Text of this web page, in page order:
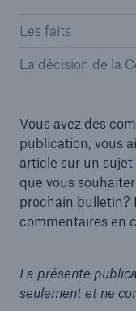
Les faits
La décision de la
Vous avez des
publication, vous
article sur un
que vous
prochain bulletin?
commentaires en
La présente
seulement et ne